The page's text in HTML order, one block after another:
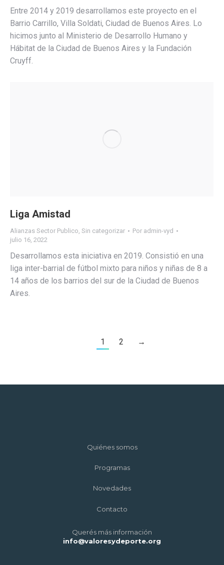
Entre 2014 y 2019 desarrollamos este proyecto en el
Barrio Carrillo, Villa Soldati, Ciudad de Buenos Aires. Lo
hicimos junto al Ministerio de Desarrollo Humano y
Hábitat de la Ciudad de Buenos Aires y la Fundación
Cruyff.
Liga Amistad
Alianzas Sector Publico, Sin categorizar Por admin-vyd
julio 16, 2022
Desarrollamos esta iniciativa en 2019. Consistió en una
liga inter-barrial de fútbol mixto para niños y niñas de 8 a
14 años de los barrios del sur de la Ciudad de Buenos
Aires.
1 2 →
Quiénes somos
Programas
Novedades
Contacto
Querés más información
info@valoresydeporte.org